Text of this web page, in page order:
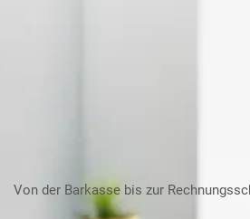
Von der Barkasse bis zur